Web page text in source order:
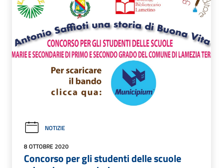
NOTIZIE
8 OTTOBRE 2020
Concorso per gli studenti delle scuole